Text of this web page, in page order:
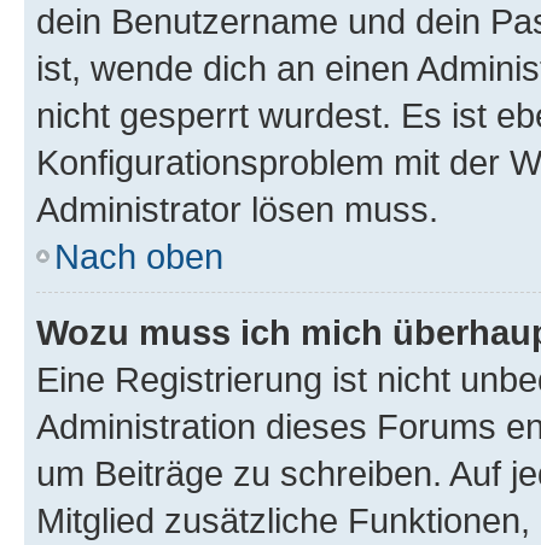
dein Benutzername und dein
ist, wende dich an einen
nicht gesperrt wurdest. Es ist
Konfigurationsproblem mit der
Administrator lösen muss.
Nach oben
Wozu muss ich mich
Eine Registrierung ist nicht
Administration dieses Forums
um Beiträge zu schreiben. Auf
Mitglied zusätzliche